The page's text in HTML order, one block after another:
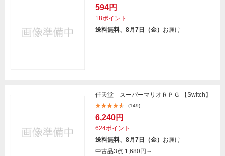
594円
18ポイント
送料無料、8月7日（金） お届け
任天堂 スーパーマリオＲＰＧ 【Switch】
(149)
6,240円
624ポイント
送料無料、8月7日（金） お届け
中古品3点 1,680円～